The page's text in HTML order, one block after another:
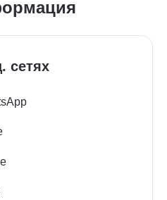
сетях